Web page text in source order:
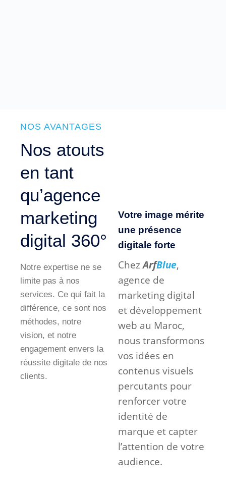
NOS AVANTAGES
Nos atouts
en tant
qu’agence
marketing
digital 360°
Notre expertise ne se
limite pas à nos
services. Ce qui fait la
différence, ce sont nos
méthodes, notre
vision, et notre
engagement envers la
réussite digitale de nos
clients.
Votre image mérite
une présence
digitale forte
ChezArfBlue,
agence de
marketing digital
et développement
web au Maroc,
nous transformons
vos idées en
contenus visuels
percutants pour
renforcer votre
identité de
marque et capter
l’attention de votre
audience.